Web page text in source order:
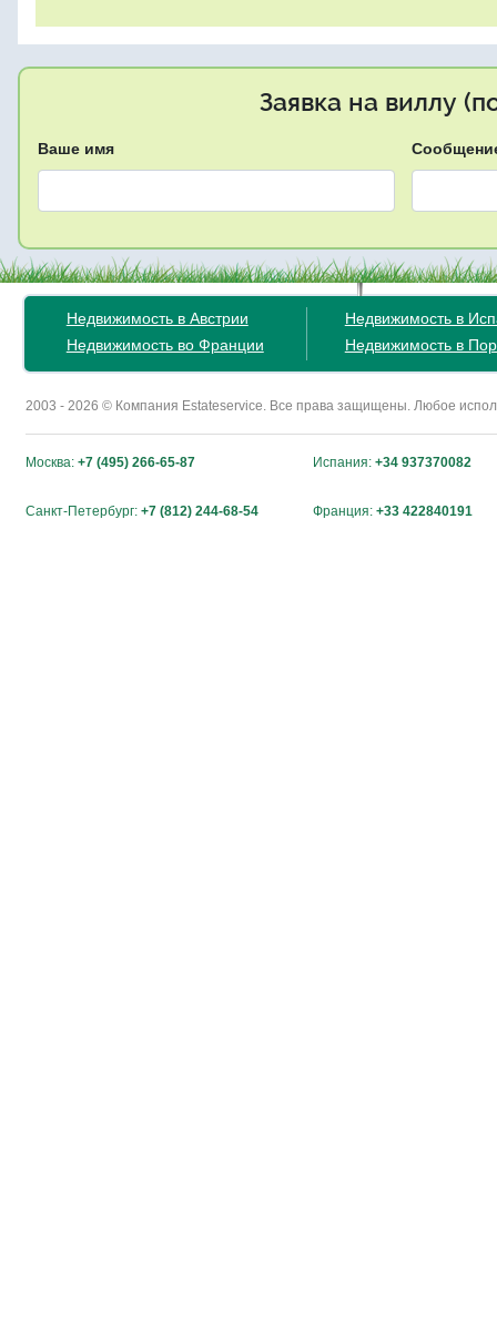
Заявка на виллу
Ваше имя
Недвижимость в Австрии
Недвижимость во Франции
Недвижимость в
Недвижимость в
2003 - 2026 © Компания Estateservice. Все права защищены. Любое
Москва: +7 (495) 266-65-87 Испания: +34 937370082
Санкт-Петербург: +7 (812) 244-68-54 Франция: +33 422840191